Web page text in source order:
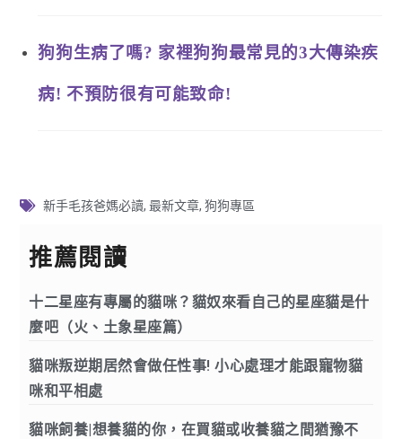
狗狗生病了嗎? 家裡狗狗最常見的3大傳染疾
病! 不預防很有可能致命!
新手毛孩爸媽必讀,最新文章,狗狗專區
推薦閱讀
十二星座有專屬的貓咪？貓奴來看自己的星座貓是什
麼吧（火、土象星座篇）
貓咪叛逆期居然會做任性事! 小心處理才能跟寵物貓
咪和平相處
貓咪飼養|想養貓的你，在買貓或收養貓之間猶豫不